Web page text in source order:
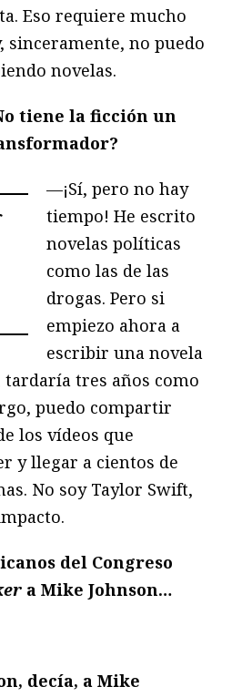
Eso requiere mucho
sinceramente, no puedo
novelas.
tiene la ficción un
—¡Sí, pero no hay
tiempo! He escrito
novelas políticas
como las de las
drogas. Pero si
empiezo ahora a
escribir una novela
tardaría tres años como
puedo compartir
los vídeos que
y llegar a cientos de
No soy Taylor Swift,
del Congreso
a Mike Johnson…
decía, a Mike